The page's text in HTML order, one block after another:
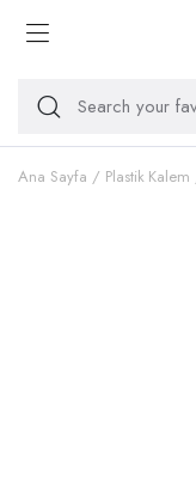
Ana Sayfa Plastik Kalem